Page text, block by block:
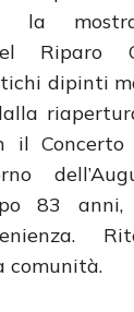
la
Riparo
dipinti
il
83
comunità.